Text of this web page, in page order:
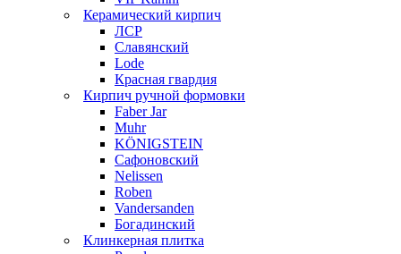
Керамический кирпич
ЛСР
Славянский
Lode
Красная гвардия
Кирпич ручной формовки
Faber Jar
Muhr
KÖNIGSTEIN
Сафоновский
Nelissen
Roben
Vandersanden
Богадинский
Клинкерная плитка